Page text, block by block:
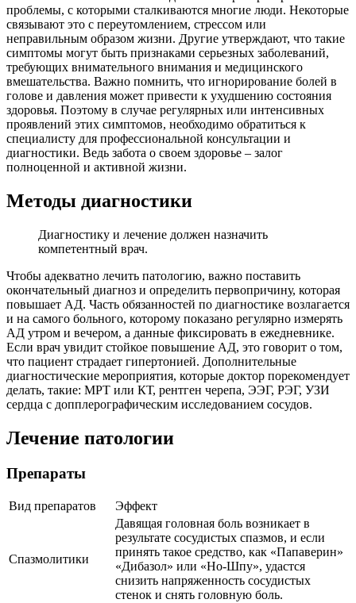
проблемы, с которыми сталкиваются многие люди. Некоторые
связывают это с переутомлением, стрессом или
неправильным образом жизни. Другие утверждают, что такие
симптомы могут быть признаками серьезных заболеваний,
требующих внимательного внимания и медицинского
вмешательства. Важно помнить, что игнорирование болей в
голове и давления может привести к ухудшению состояния
здоровья. Поэтому в случае регулярных или интенсивных
проявлений этих симптомов, необходимо обратиться к
специалисту для профессиональной консультации и
диагностики. Ведь забота о своем здоровье – залог
полноценной и активной жизни.
Методы диагностики
Диагностику и лечение должен назначить
компетентный врач.
Чтобы адекватно лечить патологию, важно поставить
окончательный диагноз и определить первопричину, которая
повышает АД. Часть обязанностей по диагностике возлагается
и на самого больного, которому показано регулярно измерять
АД утром и вечером, а данные фиксировать в ежедневнике.
Если врач увидит стойкое повышение АД, это говорит о том,
что пациент страдает гипертонией. Дополнительные
диагностические мероприятия, которые доктор порекомендует
делать, такие: МРТ или КТ, рентген черепа, ЭЭГ, РЭГ, УЗИ
сердца с допплерографическим исследованием сосудов.
Лечение патологии
Препараты
Вид препаратов Эффект
Спазмолитики
Давящая головная боль возникает в
результате сосудистых спазмов, и если
принять такое средство, как «Папаверин»
«Дибазол» или «Но-Шпу», удастся
снизить напряженность сосудистых
стенок и снять головную боль.